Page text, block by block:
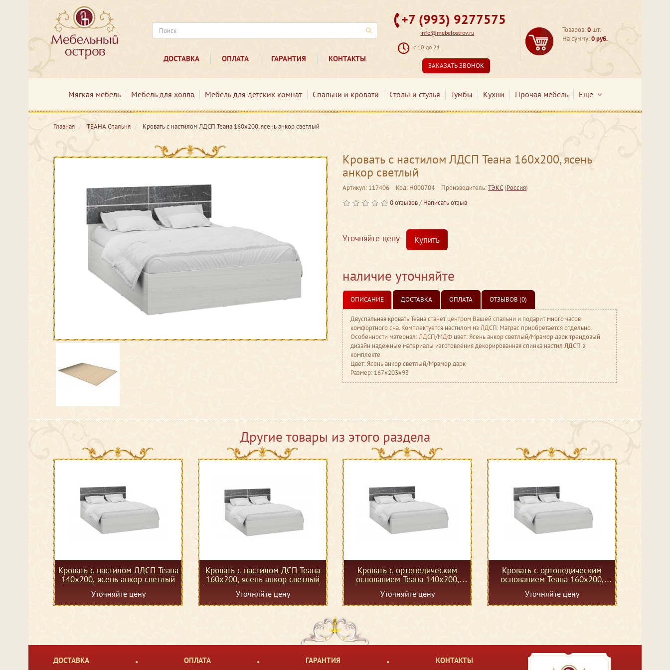
ДОСТАВКА ОПЛАТА ГАРАНТИЯ КОНТАКТЫ
+7 (993) 9277575
info@mebelostrov.ru
с 10 до 21
ЗАКАЗАТЬ ЗВОНОК
Товаров:0 шт.
На сумму:0 руб.
Мягкая мебель Мебель для холла Мебель для детских комнат Спальни и кровати Столы и стулья Тумбы Кухни Прочая мебель Еще
Главная ТЕАНА Спальня Кровать с настилом ЛДСП Теана 160х200, ясень анкор светлый
Кровать с настилом ЛДСП Теана 160х200, ясень
анкор светлый
Артикул: 117406 Код: Н000704 Производитель:ТЭКС(Россия)
0 отзывов/ Написать отзыв
Уточняйте цену Купить
наличие уточняйте
ОПИСАНИЕ ДОСТАВКА ОПЛАТА ОТЗЫВОВ (0)
Двуспальная кровать Теана станет центром Вашей спальни и подарит много часов
комфортного сна. Комплектуется настилом из ЛДСП. Матрас приобретается отдельно.
Особенности материал: ЛДСП/МДФ цвет: Ясень анкор светлый/Мрамор дарк трендовый
дизайн надежные материалы изготовления декорированная спинка настил ЛДСП в
комплекте
Цвет: Ясень анкор светлый/Мрамор дарк
Размер: 167x203x93
Другие товары из этого раздела
Кровать с настилом ЛДСП Теана
140х200, ясень анкор светлый
Уточняйте цену
Кровать с настилом ДСП Теана
160х200, ясень анкор светлый
Уточняйте цену
Кровать с ортопедическим
основанием Теана 140х200,
Уточняйте цену
Кровать с ортопедическим
основанием Теана 160х200,
Уточняйте цену
ДОСТАВКА ОПЛАТА ГАРАНТИЯ КОНТАКТЫ